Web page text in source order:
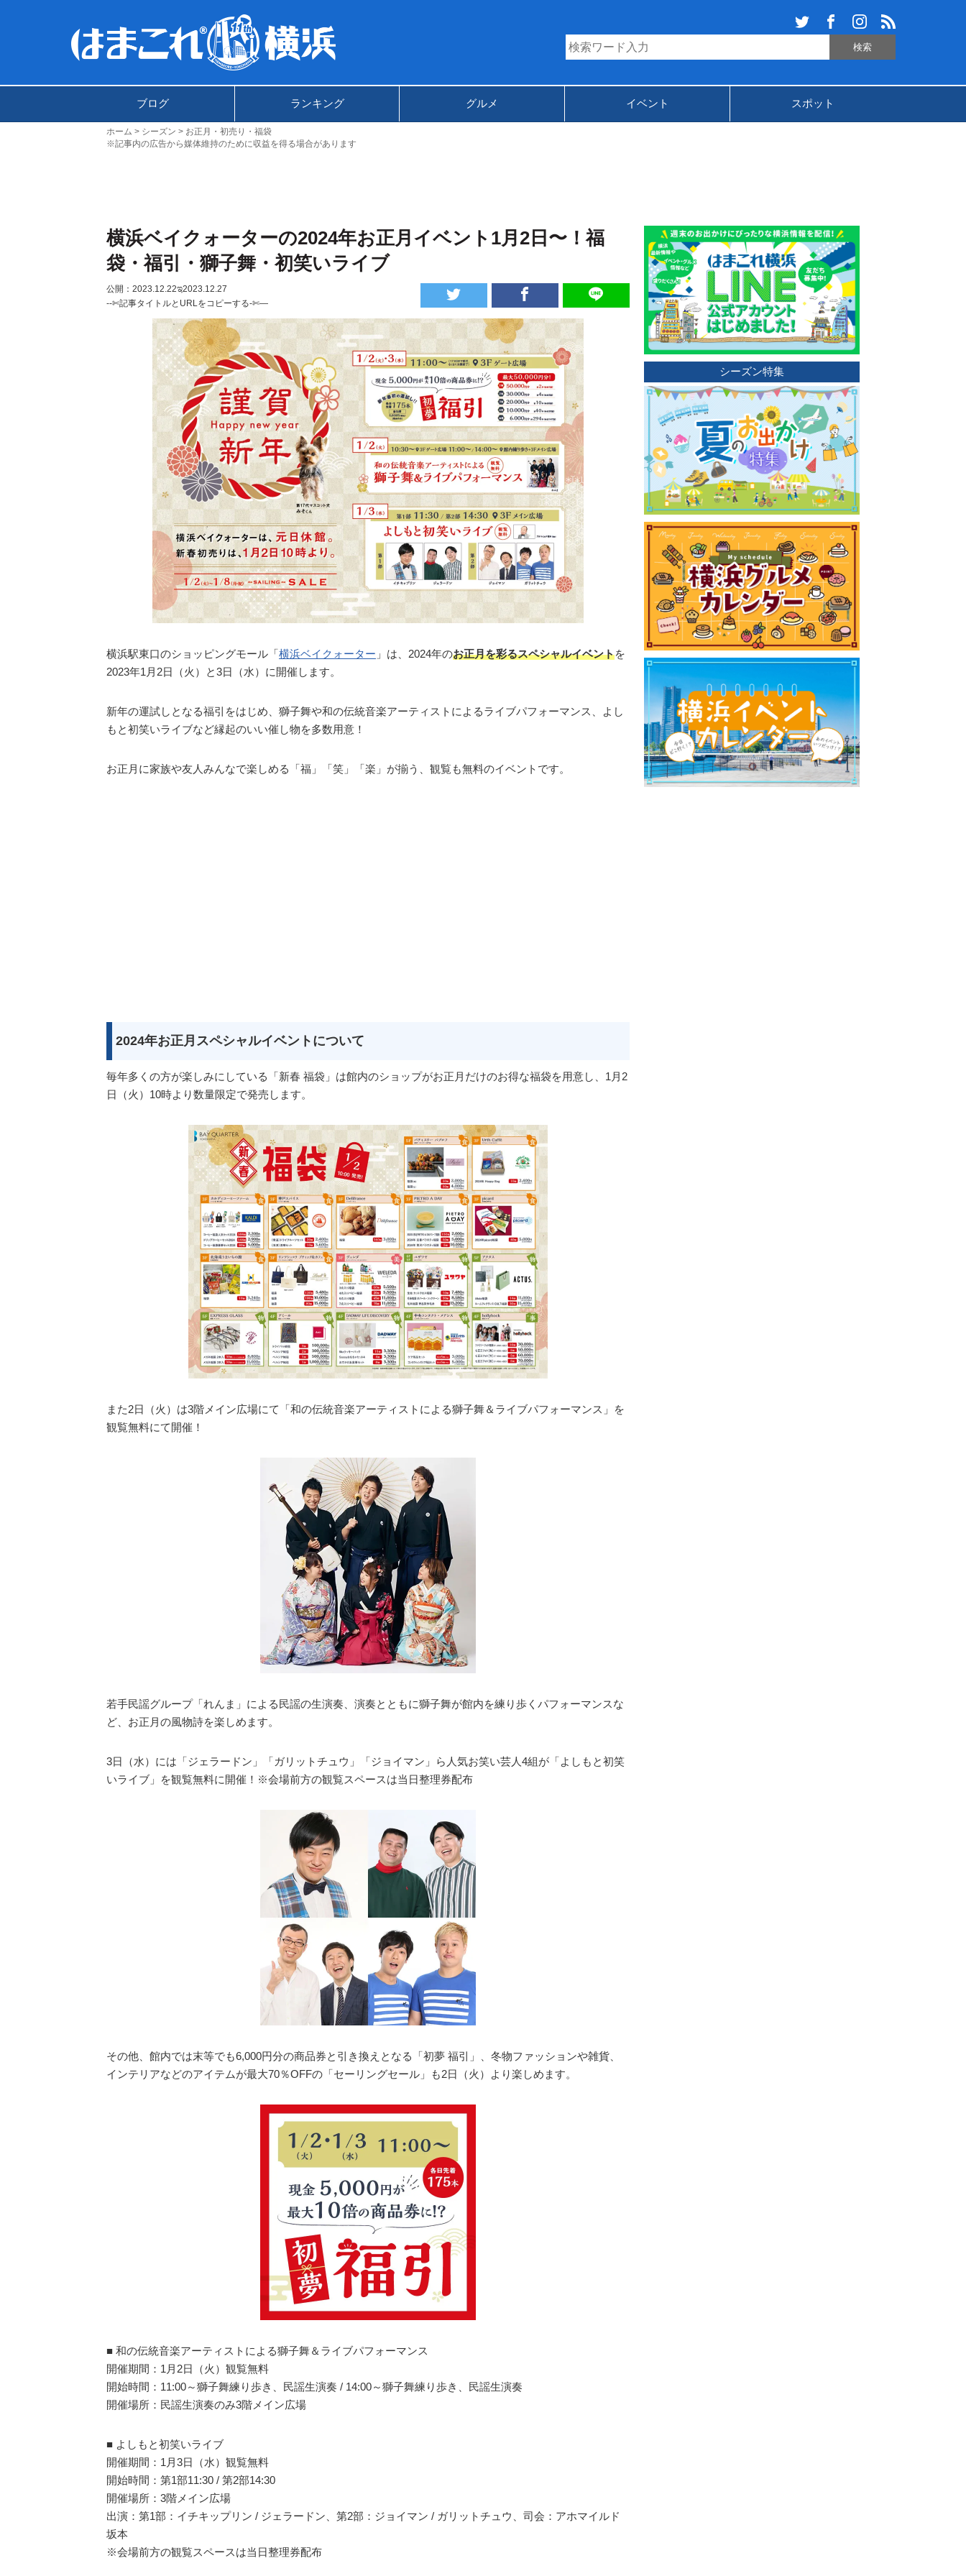
ブログ ランキング グルメ イベント スポット
ホーム シーズン
お正月・初売り・福袋
※記事内の広告から媒体維持のために収益を得る場合があります
横浜ベイクォーターの2024年お正月イベント1月2日〜！福
袋・福引・獅子舞・初笑いライブ
公開：2023.12.22ಇ2023.12.27
--✄記事タイトルとURLをコピーする-✄—
横浜駅東口のショッピングモール「横浜ベイクォーター 」は、2024年のお正月を彩るスペシャルイベントを
2023年1月2日（火）と3日（水）に開催します。
新年の運試しとなる福引をはじめ、獅子舞や和の伝統音楽アーティストによるライブパフォーマンス、よし
もと初笑いライブなど縁起のいい催し物を多数用意！
お正月に家族や友人みんなで楽しめる「福」「笑」「楽」が揃う、観覧も無料のイベントです。
2024年お正月スペシャルイベントについて
毎年多くの方が楽しみにしている「新春 福袋」は館内のショップがお正月だけのお得な福袋を用意し、1月2
日（火）10時より数量限定で発売します。
また2日（火）は3階メイン広場にて「和の伝統音楽アーティストによる獅子舞＆ライブパフォーマンス」を
観覧無料にて開催！
若手民謡グループ「れんま」による民謡の生演奏、演奏とともに獅子舞が館内を練り歩くパフォーマンスな
ど、お正月の風物詩を楽しめます。
3日（水）には「ジェラードン」「ガリットチュウ」「ジョイマン」ら人気お笑い芸人4組が「よしもと初笑
いライブ」を観覧無料に開催！※会場前方の観覧スペースは当日整理券配布
その他、館内では末等でも6,000円分の商品券と引き換えとなる「初夢 福引」、冬物ファッションや雑貨、
インテリアなどのアイテムが最大70％OFFの「セーリングセール」も2日（火）より楽しめます。
■ 和の伝統音楽アーティストによる獅子舞＆ライブパフォーマンス
開催期間：1月2日（火）観覧無料
開始時間：11:00～獅子舞練り歩き、民謡生演奏 / 14:00～獅子舞練り歩き、民謡生演奏
開催場所：民謡生演奏のみ3階メイン広場
■ よしもと初笑いライブ
開催期間：1月3日（水）観覧無料
開始時間：第1部11:30 / 第2部14:30
開催場所：3階メイン広場
出演：第1部：イチキップリン / ジェラードン、第2部：ジョイマン / ガリットチュウ、司会：アホマイルド
坂本
※会場前方の観覧スペースは当日整理券配布
シーズン特集